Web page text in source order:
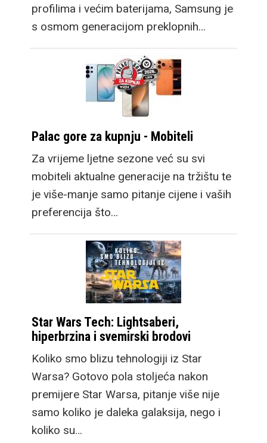
profilima i većim baterijama, Samsung je
s osmom generacijom preklopnih…
Palac gore za kupnju - Mobiteli
Za vrijeme ljetne sezone već su svi
mobiteli aktualne generacije na tržištu te
je više-manje samo pitanje cijene i vaših
preferencija što…
Star Wars Tech: Lightsaberi,
hiperbrzina i svemirski brodovi
Koliko smo blizu tehnologiji iz Star
Warsa? Gotovo pola stoljeća nakon
premijere Star Warsa, pitanje više nije
samo koliko je daleka galaksija, nego i
koliko su…